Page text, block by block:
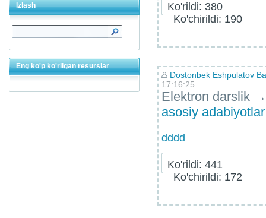
Izlash
Eng ko'p ko'rilgan resurslar
Ko'rildi: 380
Ko'chirildi: 190
Dostonbek Eshpulatov
17:16:25
Elektron darslik →
asosiy
dddd
Ko'rildi: 441
Ko'chirildi: 172